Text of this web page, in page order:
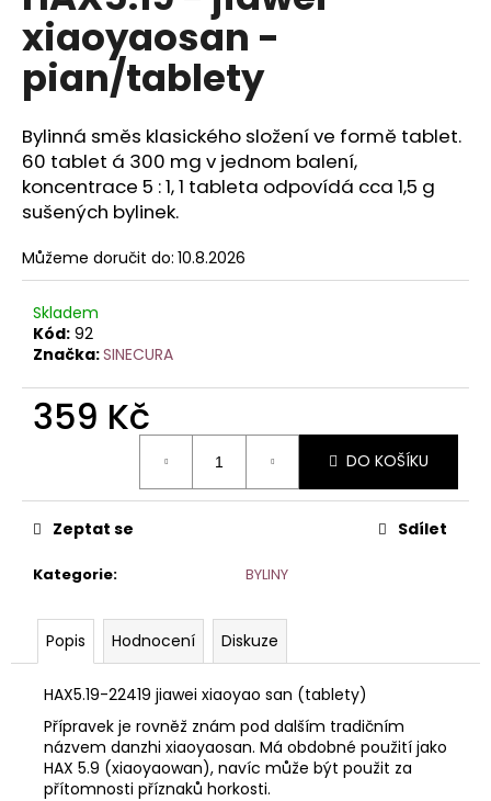
z
5
hvězdiček.
xiaoyaosan -
pian/tablety
Bylinná směs klasického složení ve formě tablet.
60 tablet á 300 mg v jednom balení,
koncentrace 5 : 1, 1 tableta odpovídá cca 1,5 g
sušených bylinek.
Můžeme doručit do: 10.8.2026
Skladem
Kód: 92
Značka:SINECURA
359 Kč
DO KOŠÍKU
Kategorie: BYLINY
Zeptat se Sdílet
Popis Hodnocení Diskuze
HAX5.19-22419 jiawei xiaoyao san (tablety)
Přípravek je rovněž znám pod dalším tradičním
názvem danzhi xiaoyaosan. Má obdobné použití jako
HAX 5.9 (xiaoyaowan), navíc může být použit za
přítomnosti příznaků horkosti.
a
j
t
?
HLEDAT
D
p
o
č
u
e